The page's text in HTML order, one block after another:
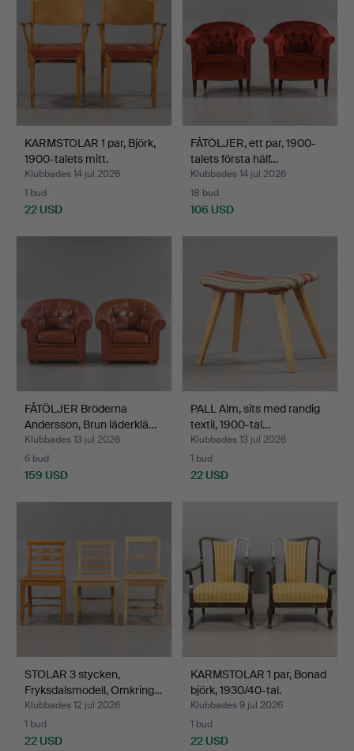
KARMSTOLAR 1 par, Björk,
1900-talets mitt.
Klubbades 14 jul 2026
1 bud
22 USD
FÅTÖLJER, ett par, 1900-
talets första hälf…
Klubbades 14 jul 2026
18 bud
106 USD
FÅTÖLJER Bröderna
Andersson, Brun läderklä…
Klubbades 13 jul 2026
6 bud
159 USD
PALL Alm, sits med randig
textil, 1900-tal…
Klubbades 13 jul 2026
1 bud
22 USD
STOLAR 3 stycken,
Fryksdalsmodell, Omkring…
Klubbades 12 jul 2026
1 bud
22 USD
KARMSTOLAR 1 par, Bonad
björk, 1930/40-tal.
Klubbades 9 jul 2026
1 bud
22 USD